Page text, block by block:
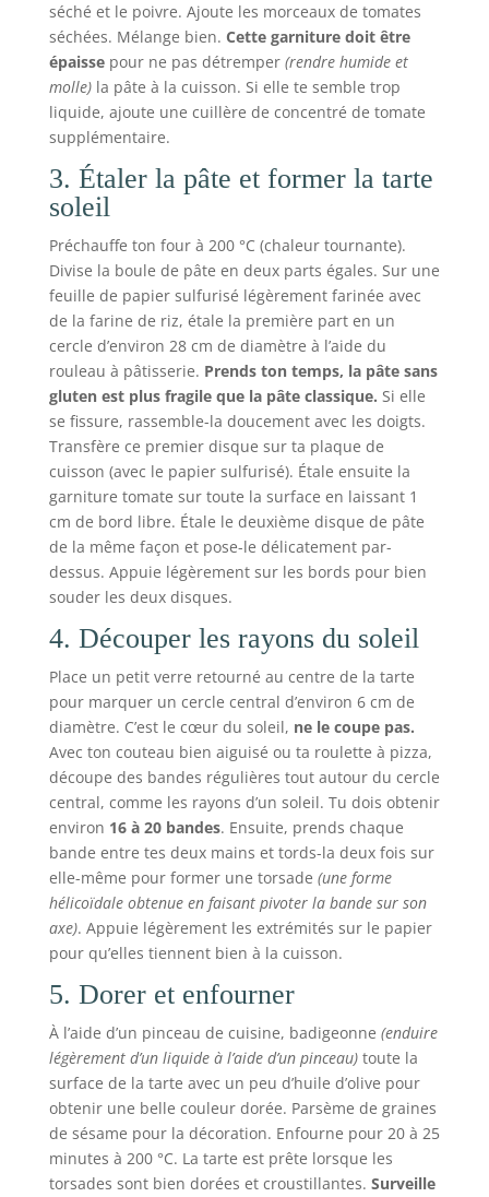
séché et le poivre. Ajoute les morceaux de tomates
séchées. Mélange bien. Cette garniture doit être
épaissepour ne pas détremper (rendre humide et
molle)la pâte à la cuisson. Si elle te semble trop
liquide, ajoute une cuillère de concentré de tomate
supplémentaire.
3. Étaler la pâte et former la tarte
soleil
Préchauffe ton four à 200 °C (chaleur tournante).
Divise la boule de pâte en deux parts égales. Sur une
feuille de papier sulfurisé légèrement farinée avec
de la farine de riz, étale la première part en un
cercle d’environ 28 cm de diamètre à l’aide du
rouleau à pâtisserie. Prends ton temps, la pâte sans
gluten est plus fragile que la pâte classique. Si elle
se fissure, rassemble-la doucement avec les doigts.
Transfère ce premier disque sur ta plaque de
cuisson (avec le papier sulfurisé). Étale ensuite la
garniture tomate sur toute la surface en laissant 1
cm de bord libre. Étale le deuxième disque de pâte
de la même façon et pose-le délicatement par-
dessus. Appuie légèrement sur les bords pour bien
souder les deux disques.
4. Découper les rayons du soleil
Place un petit verre retourné au centre de la tarte
pour marquer un cercle central d’environ 6 cm de
diamètre. C’est le cœur du soleil, ne le coupe pas.
Avec ton couteau bien aiguisé ou ta roulette à pizza,
découpe des bandes régulières tout autour du cercle
central, comme les rayons d’un soleil. Tu dois obtenir
environ 16 à 20 bandes. Ensuite, prends chaque
bande entre tes deux mains et tords-la deux fois sur
elle-même pour former une torsade (une forme
hélicoïdale obtenue en faisant pivoter la bande sur son
axe). Appuie légèrement les extrémités sur le papier
pour qu’elles tiennent bien à la cuisson.
5. Dorer et enfourner
À l’aide d’un pinceau de cuisine, badigeonne (enduire
légèrement d’un liquide à l’aide d’un pinceau)toute la
surface de la tarte avec un peu d’huile d’olive pour
obtenir une belle couleur dorée. Parsème de graines
de sésame pour la décoration. Enfourne pour 20 à 25
minutes à 200 °C. La tarte est prête lorsque les
torsades sont bien dorées et croustillantes. Surveille